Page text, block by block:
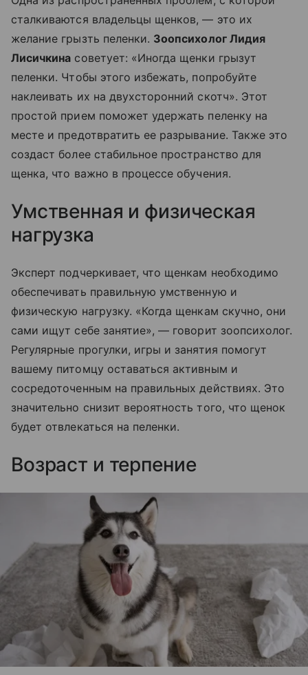
сталкиваются владельцы щенков, — это их
желание грызть пеленки. Зоопсихолог Лидия
Лисичкина советует: «Иногда щенки грызут
пеленки. Чтобы этого избежать, попробуйте
наклеивать их на двухсторонний скотч». Этот
простой прием поможет удержать пеленку на
месте и предотвратить ее разрывание. Также это
создаст более стабильное пространство для
щенка, что важно в процессе обучения.
Умственная и физическая
нагрузка
Эксперт подчеркивает, что щенкам необходимо
обеспечивать правильную умственную и
физическую нагрузку. «Когда щенкам скучно, они
сами ищут себе занятие», — говорит зоопсихолог.
Регулярные прогулки, игры и занятия помогут
вашему питомцу оставаться активным и
сосредоточенным на правильных действиях. Это
значительно снизит вероятность того, что щенок
будет отвлекаться на пеленки.
Возраст и терпение